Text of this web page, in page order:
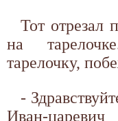
Тот отрезал
на
тарелочку,
-
Иван-